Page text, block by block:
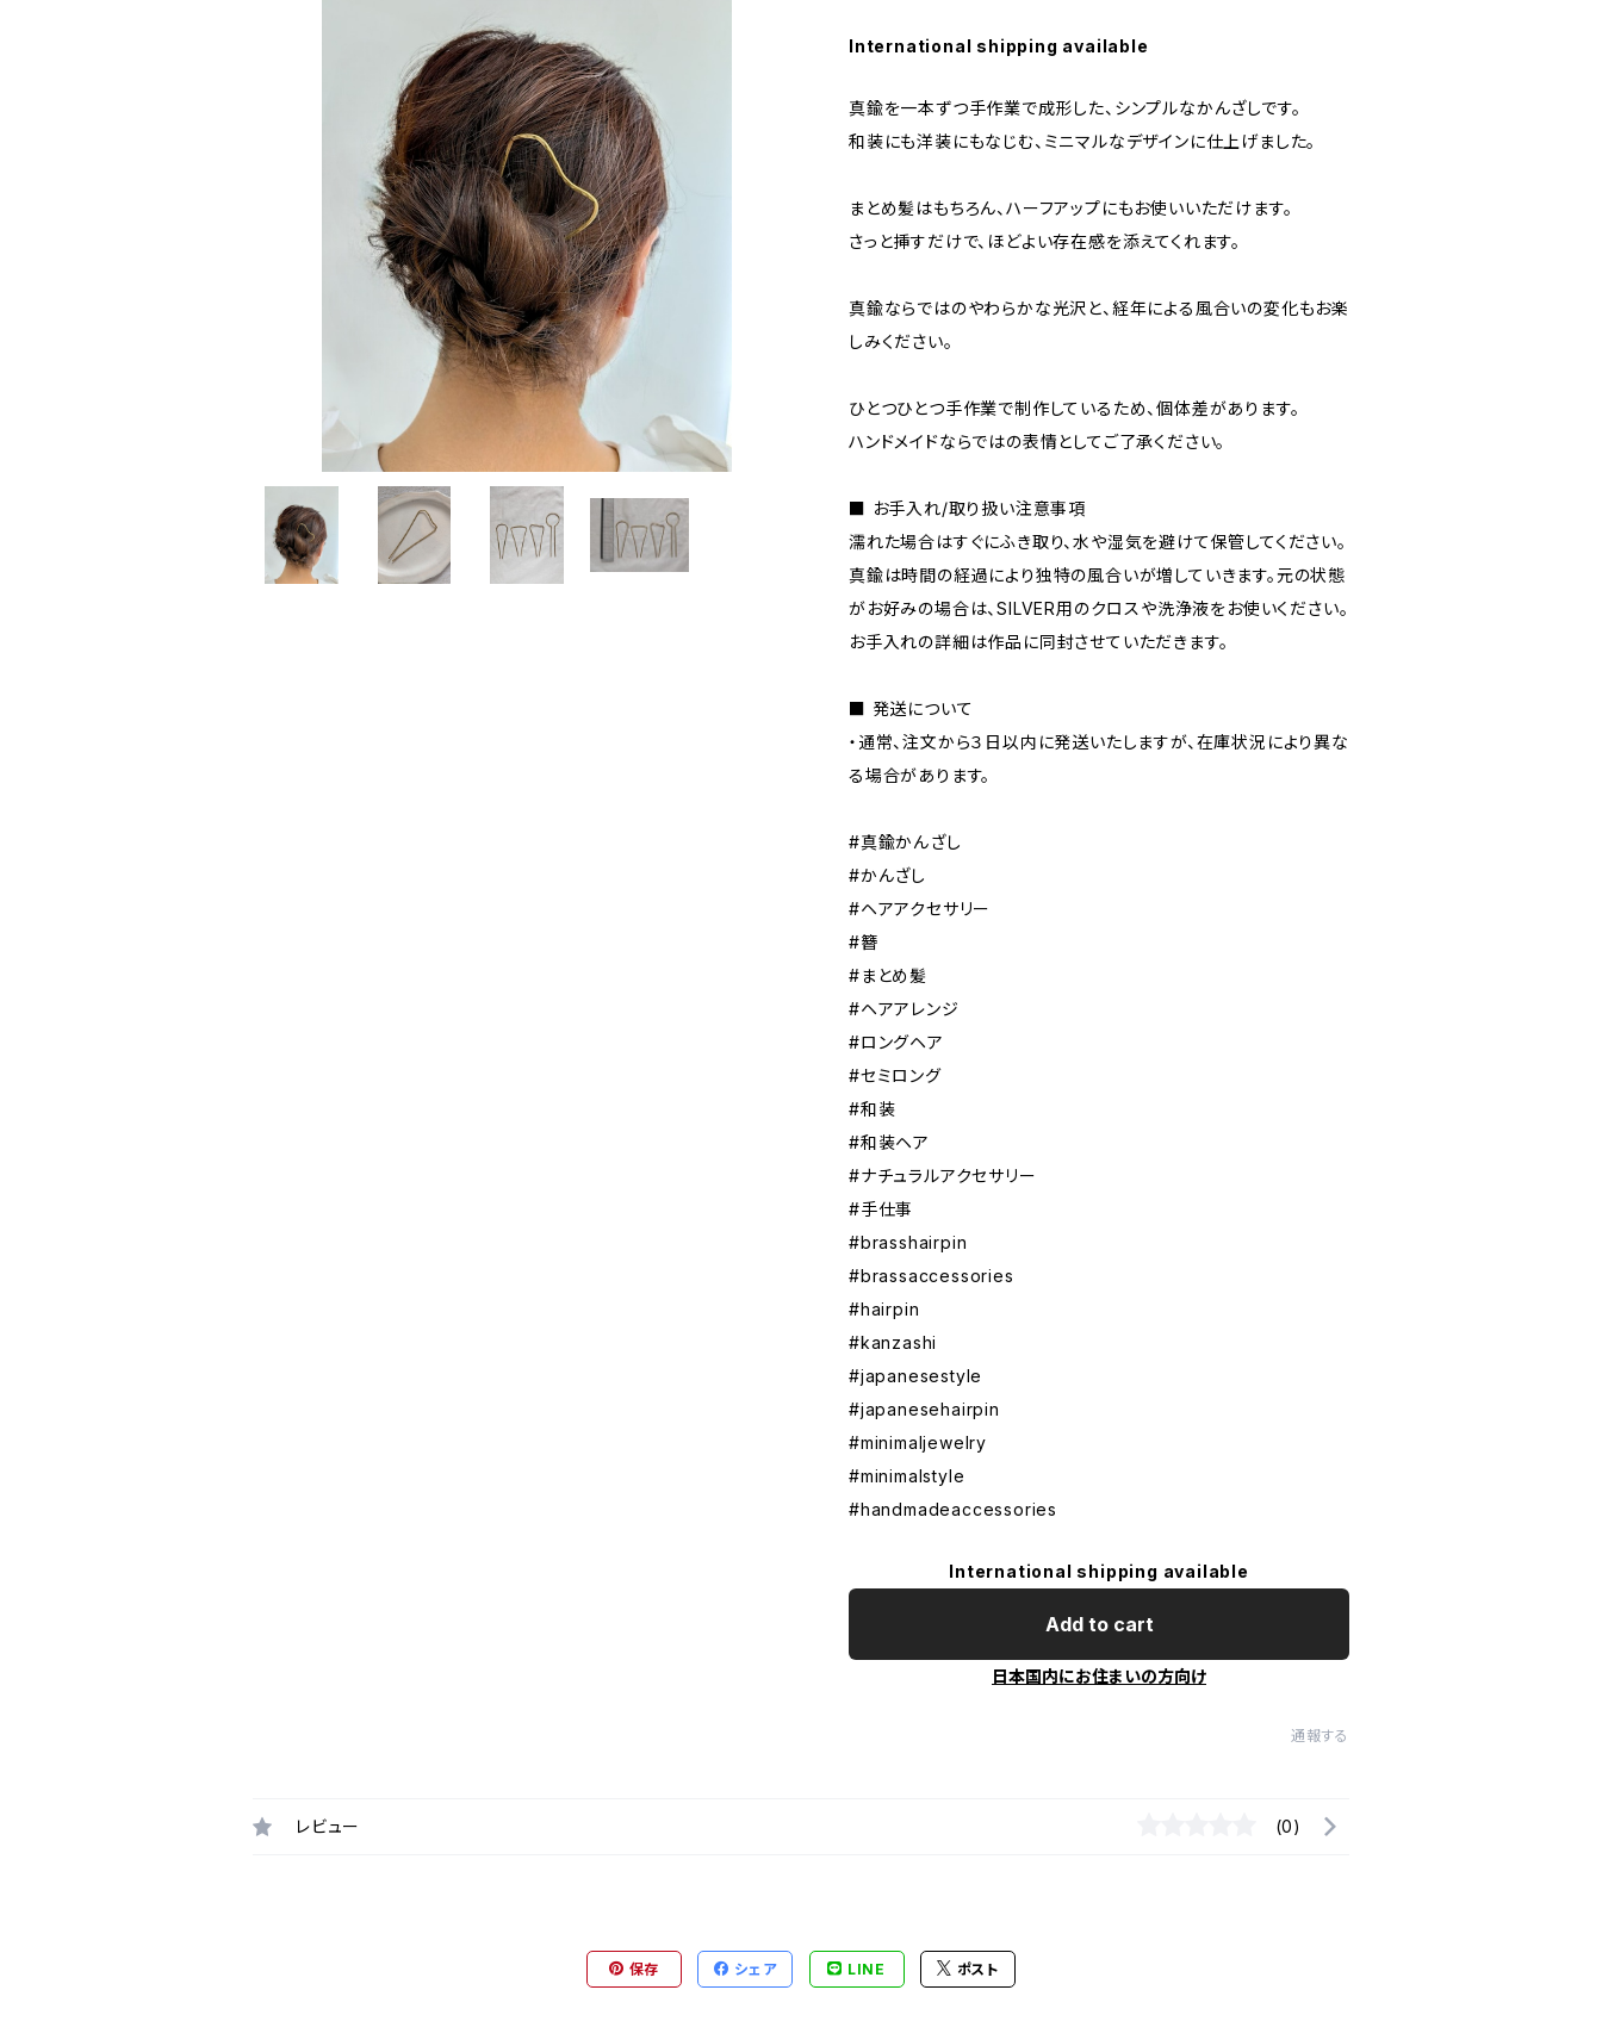
International shipping available
真鍮を一本ずつ手作業で成形した、シンプルなかんざしです。
和装にも洋装にもなじむ、ミニマルなデザインに仕上げました。
まとめ髪はもちろん、ハーフアップにもお使いいただけます。
さっと挿すだけで、ほどよい存在感を添えてくれます。
真鍮ならではのやわらかな光沢と、経年による風合いの変化もお楽
しみください。
ひとつひとつ手作業で制作しているため、個体差があります。
ハンドメイドならではの表情としてご了承ください。
■ お手入れ/取り扱い注意事項
濡れた場合はすぐにふき取り、水や湿気を避けて保管してください。
真鍮は時間の経過により独特の風合いが増していきます。元の状態
がお好みの場合は、SILVER用のクロスや洗浄液をお使いください。
お手入れの詳細は作品に同封させていただきます。
■ 発送について
・通常、注文から３日以内に発送いたしますが、在庫状況により異な
る場合があります。
#真鍮かんざし
#かんざし
#ヘアアクセサリー
#簪
#まとめ髪
#ヘアアレンジ
#ロングヘア
#セミロング
#和装
#和装ヘア
#ナチュラルアクセサリー
#手仕事
#brasshairpin
#brassaccessories
#hairpin
#kanzashi
#japanesestyle
#japanesehairpin
#minimaljewelry
#minimalstyle
#handmadeaccessories
International shipping available
Add to cart
日本国内にお住まいの方向け
通報する
レビュー (0)
保存 シェア LINE ポスト